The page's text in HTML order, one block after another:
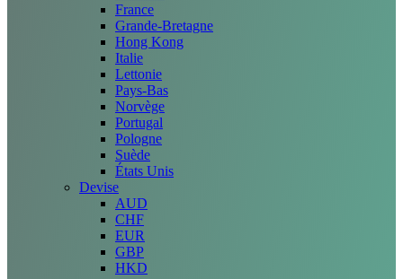
France
Grande-Bretagne
Hong Kong
Italie
Lettonie
Pays-Bas
Norvège
Portugal
Pologne
Suède
États Unis
Devise
AUD
CHF
EUR
GBP
HKD